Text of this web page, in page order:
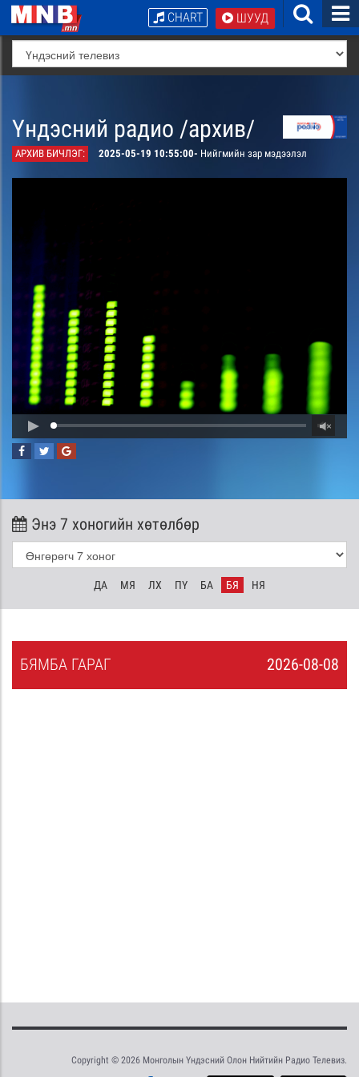
ШУУД
CHART
Үндэсний радио /архив/
АРХИВ БИЧЛЭГ: 2025-05-19 10:55:00- Нийгмийн зар мэдээлэл
Энэ 7 хоногийн хөтөлбөр
ДА МЯ ЛХ ПҮ БА БЯ НЯ
2026-08-08
БЯМБА ГАРАГ
Copyright © 2026 Монголын Үндэсний Олон Нийтийн Радио Телевиз.